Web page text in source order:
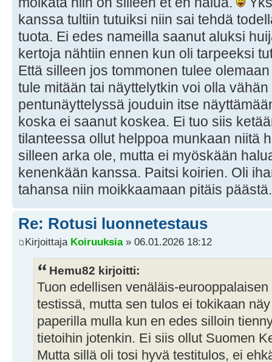
kanssa tultiin tutuiksi niin sai tehdä
tuota. Ei edes nameilla saanut aluksi
kertoja nähtiin ennen kun oli tarpeeksi
Että silleen jos tommonen tulee
tule mitään tai näyttelytkin voi olla
pentunäyttelyssä jouduin itse
koska ei saanut koskea. Ei tuo siis
tilanteessa ollut helppoa munkaan niitä
silleen arka ole, mutta ei myöskään
kenenkään kanssa. Paitsi koirien. Oli
tahansa niin moikkaamaan pitäis päästä.
Re: Rotusi luonnetestaus
Kirjoittaja Koiruuksia» 06.01.2026 18:12
Hemu82 kirjoitti:
Tuon edellisen venäläis-
testissä, mutta sen tulos ei tokikaan
paperilla mulla kun en edes silloin
tietoihin jotenkin. Ei siis ollut Suomen
Mutta sillä oli tosi hyvä testitulos, ei